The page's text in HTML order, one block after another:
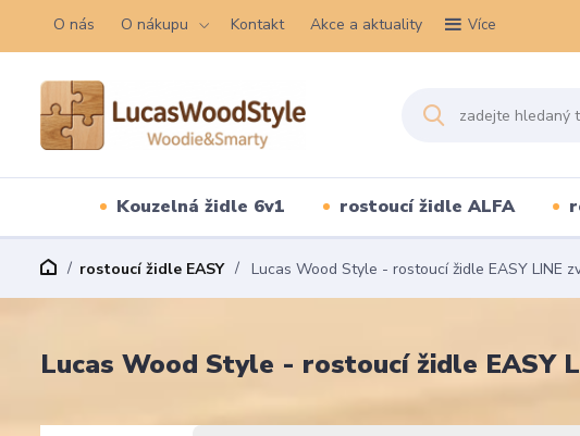
O nás O nákupu Kontakt Akce a aktuality Více
Kouzelná židle 6v1 rostoucí židle ALFA
rostoucí židle EASY Lucas Wood Style - rostoucí židle EASY LINE
Lucas Wood Style - rostoucí židle EASY